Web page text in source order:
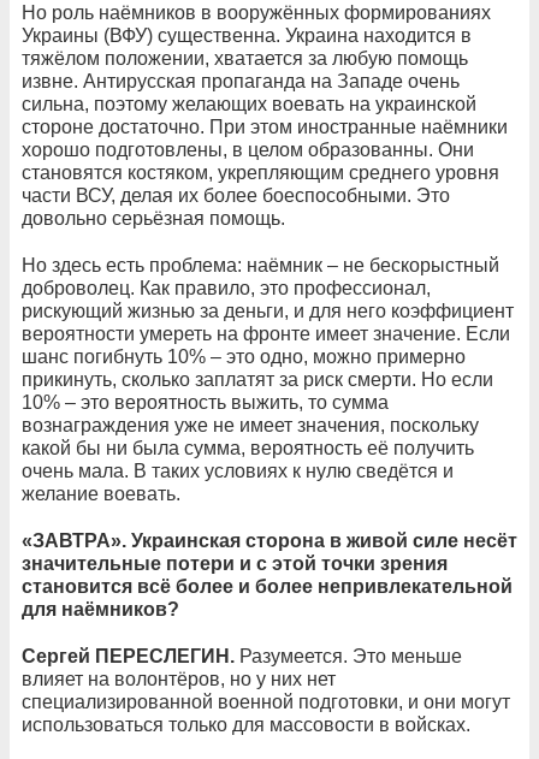
Но роль наёмников в вооружённых формированиях
Украины (ВФУ) существенна. Украина находится в
тяжёлом положении, хватается за любую помощь
извне. Антирусская пропаганда на Западе очень
сильна, поэтому желающих воевать на украинской
стороне достаточно. При этом иностранные наёмники
хорошо подготовлены, в целом образованны. Они
становятся костяком, укрепляющим среднего уровня
части ВСУ, делая их более боеспособными. Это
довольно серьёзная помощь.
Но здесь есть проблема: наёмник – не бескорыстный
доброволец. Как правило, это профессионал,
рискующий жизнью за деньги, и для него коэффициент
вероятности умереть на фронте имеет значение. Если
шанс погибнуть 10% – это одно, можно примерно
прикинуть, сколько заплатят за риск смерти. Но если
10% – это вероятность выжить, то сумма
вознаграждения уже не имеет значения, поскольку
какой бы ни была сумма, вероятность её получить
очень мала. В таких условиях к нулю сведётся и
желание воевать.
«ЗАВТРА». Украинская сторона в живой силе несёт
значительные потери и с этой точки зрения
становится всё более и более непривлекательной
для наёмников?
Сергей ПЕРЕСЛЕГИН. Разумеется. Это меньше
влияет на волонтёров, но у них нет
специализированной военной подготовки, и они могут
использоваться только для массовости в войсках.